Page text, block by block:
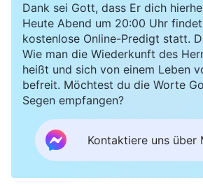
Dank sei Gott, dass Er dich
Heute Abend um 20:00 Uhr
kostenlose Online-Predigt statt.
Wie man die Wiederkunft des
heißt und sich von einem Leben
befreit. Möchtest du die Worte
Segen empfangen?
Kontaktiere uns über